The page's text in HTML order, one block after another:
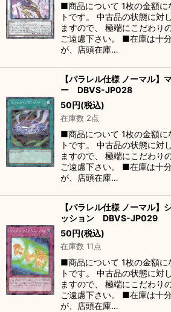
■商品について 1枚の金額に
トです。 中古品の状態に対
ますので、 極端にこだわり
ご遠慮下さい。 ■在庫は十
が、店頭在庫…
【パラレル仕様 ノーマル】
ー DBVS-JP028
50円(税込)
在庫数 2点
■商品について 1枚の金額に
トです。 中古品の状態に対
ますので、 極端にこだわり
ご遠慮下さい。 ■在庫は十
が、店頭在庫…
【パラレル仕様 ノーマル】
ッション DBVS-JP029
50円(税込)
在庫数 11点
■商品について 1枚の金額に
トです。 中古品の状態に対
ますので、 極端にこだわり
ご遠慮下さい。 ■在庫は十
が、店頭在庫…